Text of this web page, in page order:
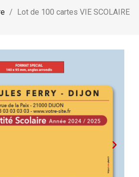
Lot de 100 cartes VIE SCOLAIRE